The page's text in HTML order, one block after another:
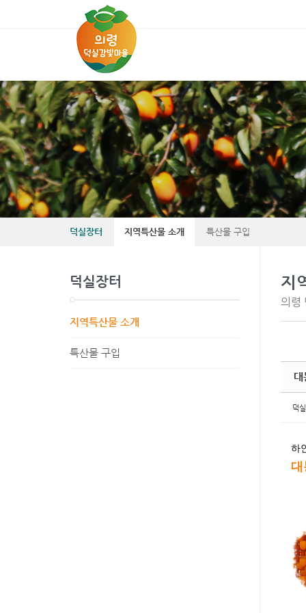
덕실장터 지역특산물 소개 특산물 구입
지
의령
대
덕
하
덕실장터
지역특산물 소개
특산물 구입